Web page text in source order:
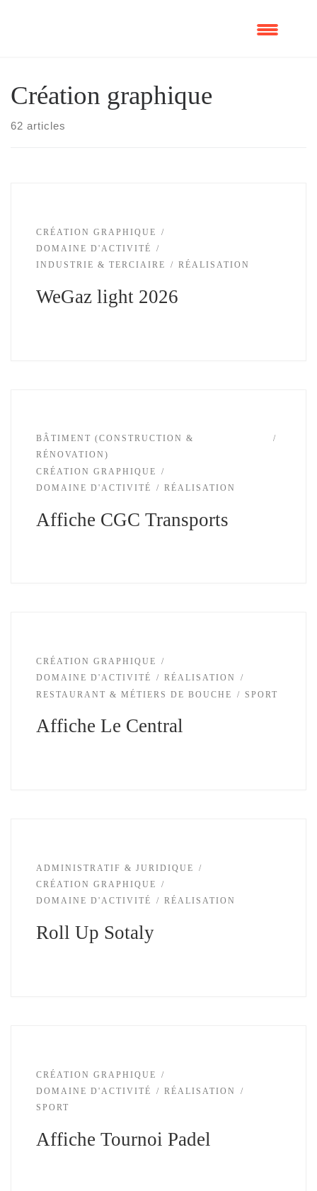
Création graphique
62 articles
CRÉATION GRAPHIQUE
DOMAINE D'ACTIVITÉ
INDUSTRIE & TERCIAIRE
RÉALISATION
WeGaz light 2026
BÂTIMENT (CONSTRUCTION &
RÉNOVATION)
CRÉATION GRAPHIQUE
DOMAINE D'ACTIVITÉ
RÉALISATION
Affiche CGC Transports
CRÉATION GRAPHIQUE
DOMAINE D'ACTIVITÉ
RÉALISATION
RESTAURANT & MÉTIERS DE BOUCHE
SPORT
Affiche Le Central
ADMINISTRATIF & JURIDIQUE
CRÉATION GRAPHIQUE
DOMAINE D'ACTIVITÉ
RÉALISATION
Roll Up Sotaly
CRÉATION GRAPHIQUE
DOMAINE D'ACTIVITÉ
RÉALISATION
SPORT
Affiche Tournoi Padel